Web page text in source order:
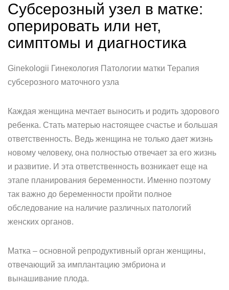
Субсерозный узел в матке:
оперировать или нет,
симптомы и диагностика
Ginekologii Гинекология Патологии матки Терапия
субсерозного маточного узла
Каждая женщина мечтает выносить и родить здорового
ребенка. Стать матерью настоящее счастье и большая
ответственность. Ведь женщина не только дает жизнь
новому человеку, она полностью отвечает за его жизнь
и развитие. И эта ответственность возникает еще на
этапе планирования беременности. Именно поэтому
так важно до беременности пройти полное
обследование на наличие различных патологий
женских органов.
Матка – основной репродуктивный орган женщины,
отвечающий за имплантацию эмбриона и
вынашивание плода.